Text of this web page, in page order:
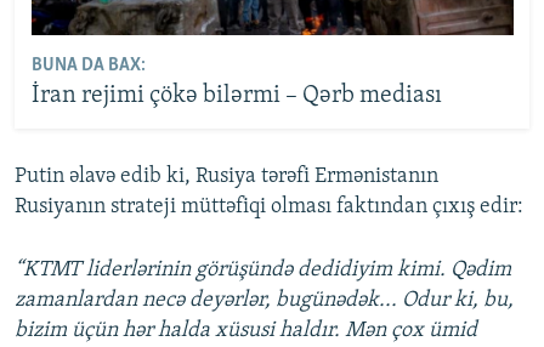
BUNA DA BAX:
İran rejimi çökə bilərmi – Qərb mediası
Putin əlavə edib ki, Rusiya tərəfi Ermənistanın
Rusiyanın strateji müttəfiqi olması faktından çıxış edir:
“KTMT liderlərinin görüşündə dedidiyim kimi. Qədim
zamanlardan necə deyərlər, bugünədək... Odur ki, bu,
bizim üçün hər halda xüsusi haldır. Mən çox ümid